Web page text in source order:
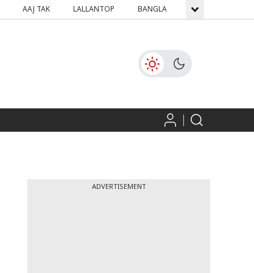
AAJ TAK LALLANTOP BANGLA GNTTV
ADVERTISEMENT